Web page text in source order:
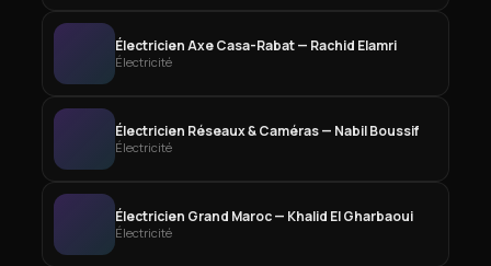
Électricien Axe Casa-Rabat — Rachid Elamri
Électricité
Électricien Réseaux & Caméras — Nabil Boussif
Électricité
Électricien Grand Maroc — Khalid El Gharbaoui
Électricité